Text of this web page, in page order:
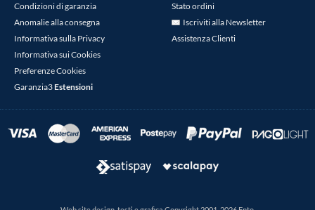
Condizioni di garanzia
Anomalie alla consegna
Informativa sulla Privacy
Informativa sui Cookies
Preferenze Cookies
Garanzia3Estensioni
Stato ordini
Iscriviti alla Newsletter
Assistenza Clienti